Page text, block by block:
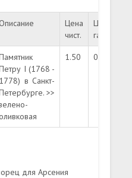
Описание
Цена
чист.
Цена
гаш.
I (1768 -
1778) в Санкт-
>>
1.50 0.50
для Арсения